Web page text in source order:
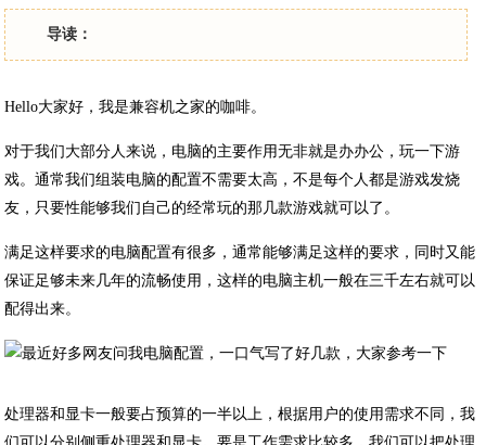
导读：
Hello大家好，我是兼容机之家的咖啡。
对于我们大部分人来说，电脑的主要作用无非就是办办公，玩一下游
戏。通常我们组装电脑的配置不需要太高，不是每个人都是游戏发烧
友，只要性能够我们自己的经常玩的那几款游戏就可以了。
满足这样要求的电脑配置有很多，通常能够满足这样的要求，同时又能
保证足够未来几年的流畅使用，这样的电脑主机一般在三千左右就可以
配得出来。
处理器和显卡一般要占预算的一半以上，根据用户的使用需求不同，我